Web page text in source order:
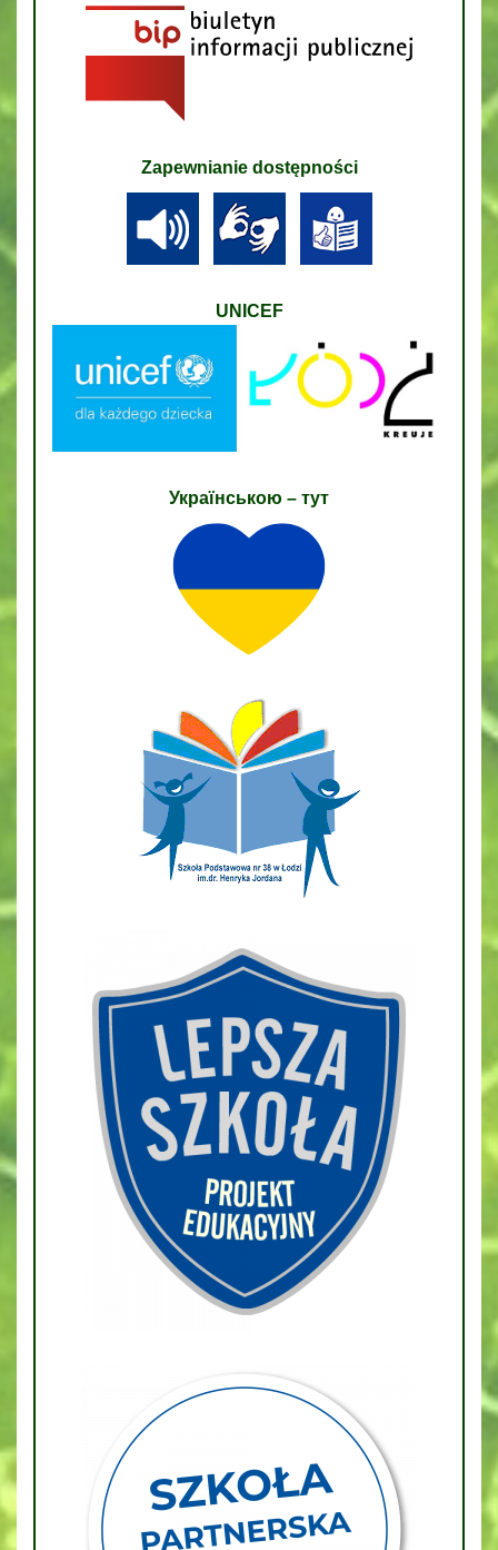
Zapewnianie dostępności
UNICEF
Українською – тут